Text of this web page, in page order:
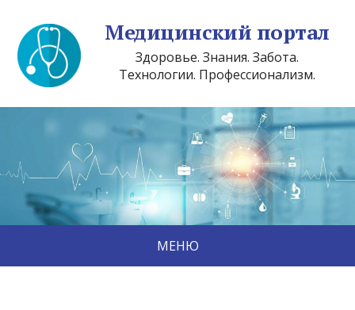
Медицинский портал
Здоровье. Знания. Забота.
Технологии. Профессионализм.
МЕНЮ